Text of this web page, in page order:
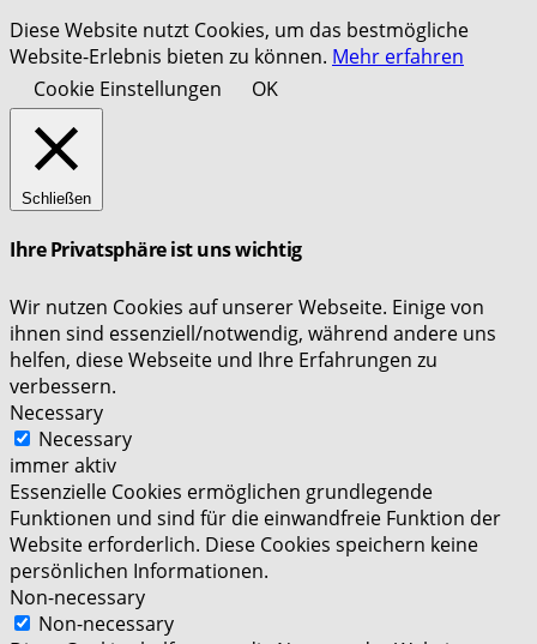
Diese Website nutzt Cookies, um das bestmögliche
Website-Erlebnis bieten zu können. Mehr erfahren
Cookie Einstellungen
OK
Schließen
Ihre Privatsphäre ist uns wichtig
Wir nutzen Cookies auf unserer Webseite. Einige von
ihnen sind essenziell/notwendig, während andere uns
helfen, diese Webseite und Ihre Erfahrungen zu
verbessern.
Necessary
Necessary
immer aktiv
Essenzielle Cookies ermöglichen grundlegende
Funktionen und sind für die einwandfreie Funktion der
Website erforderlich. Diese Cookies speichern keine
persönlichen Informationen.
Non-necessary
Non-necessary